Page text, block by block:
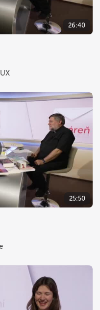
26:40
25:50